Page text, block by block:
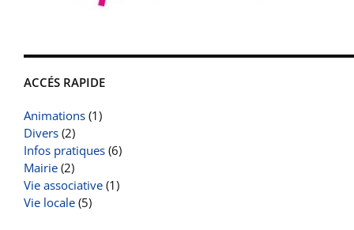
ACCÉS RAPIDE
Animations (1)
Divers (2)
Infos pratiques (6)
Mairie (2)
Vie associative (1)
Vie locale (5)